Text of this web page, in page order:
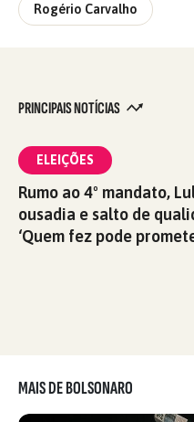
Rogério Carvalho
PRINCIPAIS NOTÍCIAS
ELEIÇÕES
Rumo ao 4º mandato,
ousadia e salto de
‘Quem fez pode
MAIS DE BOLSONARO